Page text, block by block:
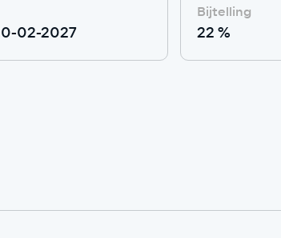
02-2027
Bijtelling
22 %